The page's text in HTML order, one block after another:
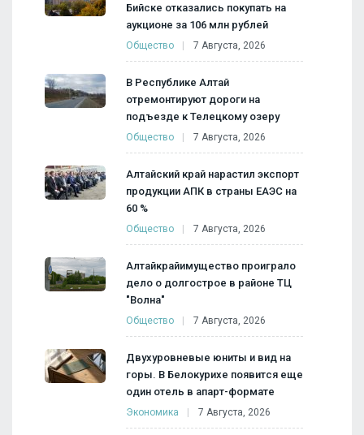
Бийске отказались покупать на
аукционе за 106 млн рублей
Общество 7 Августа, 2026
В Республике Алтай
отремонтируют дороги на
подъезде к Телецкому озеру
Общество 7 Августа, 2026
Алтайский край нарастил экспорт
продукции АПК в страны ЕАЭС на
60 %
Общество 7 Августа, 2026
Алтайкрайимущество проиграло
дело о долгострое в районе ТЦ
"Волна"
Общество 7 Августа, 2026
Двухуровневые юниты и вид на
горы. В Белокурихе появится еще
один отель в апарт-формате
Экономика 7 Августа, 2026